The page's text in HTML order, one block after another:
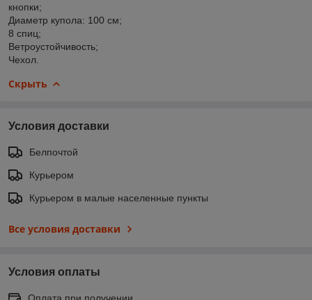
кнопки;
Диаметр купола: 100 см;
8 спиц;
Ветроустойчивость;
Чехол.
Скрыть
Условия доставки
Белпочтой
Курьером
Курьером в малые населенные пункты
Все условия доставки
Условия оплаты
Оплата при получении